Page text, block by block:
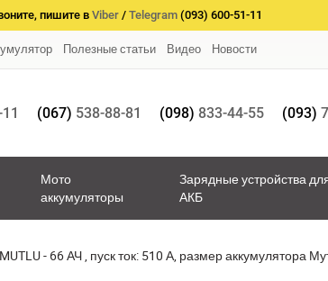
пишите в Viber / Telegram (093) 600-51-11
Полезные статьи Видео Новости
(067) 538-88-81 (098) 833-44-55 (093)
Мото
аккумуляторы
Зарядные устройства
АКБ
MUTLU - 66 АЧ , пуск ток: 510 А, размер аккумулятора